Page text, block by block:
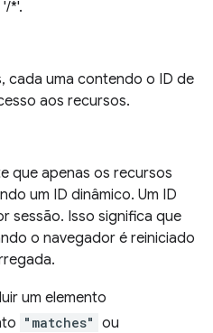
*'.
cada uma contendo o ID de
aos recursos.
que apenas os recursos
um ID dinâmico. Um ID
sessão. Isso significa que
o navegador é reiniciado
um elemento
"matches" ou